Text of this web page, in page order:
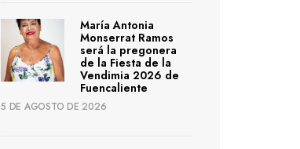
María Antonia
Monserrat Ramos
será la pregonera
de la Fiesta de la
Vendimia 2026 de
Fuencaliente
5 DE AGOSTO DE 2026